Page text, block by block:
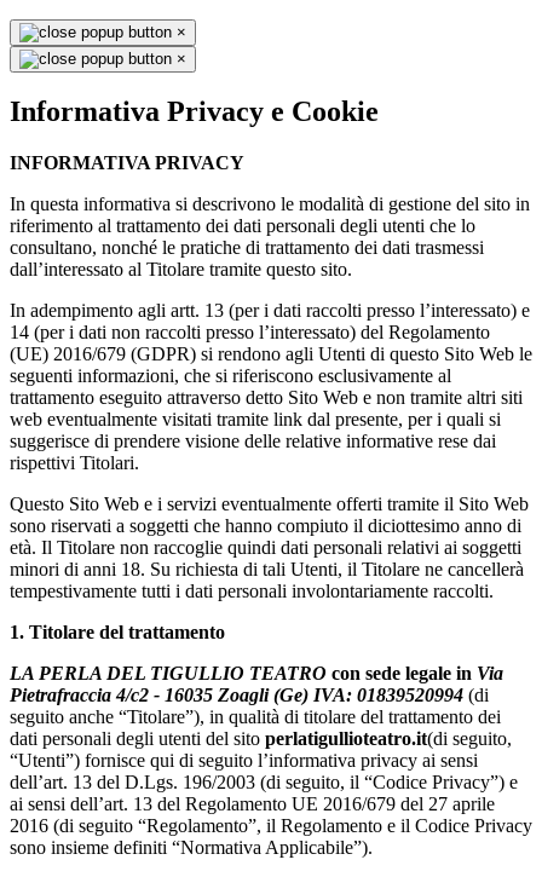
×
×
Informativa Privacy e Cookie
INFORMATIVA PRIVACY
In questa informativa si descrivono le modalità di gestione del sito in
riferimento al trattamento dei dati personali degli utenti che lo
consultano, nonché le pratiche di trattamento dei dati trasmessi
dall’interessato al Titolare tramite questo sito.
In adempimento agli artt. 13 (per i dati raccolti presso l’interessato) e
14 (per i dati non raccolti presso l’interessato) del Regolamento
(UE) 2016/679 (GDPR) si rendono agli Utenti di questo Sito Web le
seguenti informazioni, che si riferiscono esclusivamente al
trattamento eseguito attraverso detto Sito Web e non tramite altri siti
web eventualmente visitati tramite link dal presente, per i quali si
suggerisce di prendere visione delle relative informative rese dai
rispettivi Titolari.
Questo Sito Web e i servizi eventualmente offerti tramite il Sito Web
sono riservati a soggetti che hanno compiuto il diciottesimo anno di
età. Il Titolare non raccoglie quindi dati personali relativi ai soggetti
minori di anni 18. Su richiesta di tali Utenti, il Titolare ne cancellerà
tempestivamente tutti i dati personali involontariamente raccolti.
1. Titolare del trattamento
LA PERLA DEL TIGULLIO TEATRO con sede legale in Via
Pietrafraccia 4/c2 - 16035 Zoagli (Ge) IVA: 01839520994 (di
seguito anche “Titolare”), in qualità di titolare del trattamento dei
dati personali degli utenti del sito perlatigullioteatro.it(di seguito,
“Utenti”) fornisce qui di seguito l’informativa privacy ai sensi
dell’art. 13 del D.Lgs. 196/2003 (di seguito, il “Codice Privacy”) e
ai sensi dell’art. 13 del Regolamento UE 2016/679 del 27 aprile
2016 (di seguito “Regolamento”, il Regolamento e il Codice Privacy
sono insieme definiti “Normativa Applicabile”).